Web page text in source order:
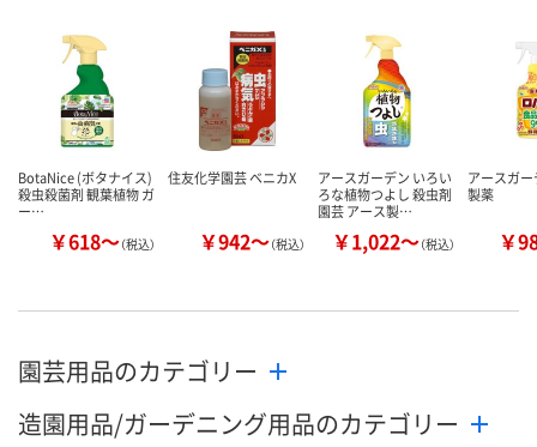
した
カ
BotaNice (ボタナイス)
殺虫殺菌剤 観葉植物 ガ
ー…
￥618～（税込）
住友化学園芸 ベニカX
￥942～（税込）
アースガーデン いろい
ろな植物つよし 殺虫剤
園芸 アース製…
￥1,022～（税込）
アースガ
製薬
￥
園芸用品のカテゴリー
造園用品/ガーデニング用品のカテゴリー